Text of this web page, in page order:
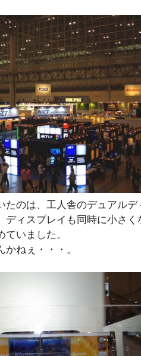
たのは、工人舎のデュアル
ディスプレイも同時に小さ
いました。
ねぇ・・・。